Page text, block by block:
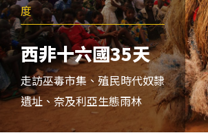
度
西非十六國35天
走訪巫毒市集、殖民時代奴隸
遺址、奈及利亞生態雨林